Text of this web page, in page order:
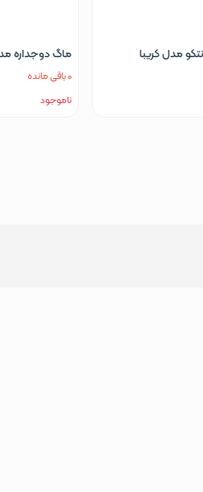
ماگ دوجداره 480 میلی لیتر سانتکو مدل اُدا کافی
0 باقی مانده
ناموجود